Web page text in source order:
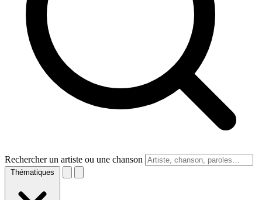
Rechercher un artiste ou une chanson
Thématiques